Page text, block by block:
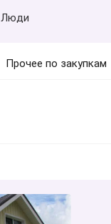
Люди
Прочее по закупкам